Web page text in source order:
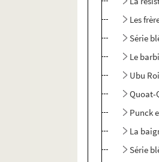
Les
Série
Le
Ubu
Quoat-
Punck
La
Série